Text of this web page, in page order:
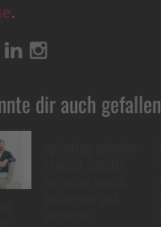
.
dir auch gefallen